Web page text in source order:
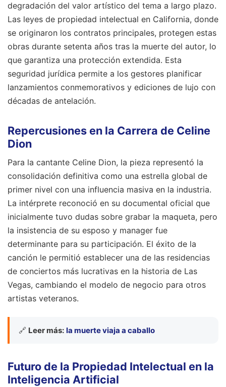
degradación del valor artístico del tema a largo plazo.
Las leyes de propiedad intelectual en California, donde
se originaron los contratos principales, protegen estas
obras durante setenta años tras la muerte del autor, lo
que garantiza una protección extendida. Esta
seguridad jurídica permite a los gestores planificar
lanzamientos conmemorativos y ediciones de lujo con
décadas de antelación.
Repercusiones en la Carrera de Celine
Dion
Para la cantante Celine Dion, la pieza representó la
consolidación definitiva como una estrella global de
primer nivel con una influencia masiva en la industria.
La intérprete reconoció en su documental oficial que
inicialmente tuvo dudas sobre grabar la maqueta, pero
la insistencia de su esposo y manager fue
determinante para su participación. El éxito de la
canción le permitió establecer una de las residencias
de conciertos más lucrativas en la historia de Las
Vegas, cambiando el modelo de negocio para otros
artistas veteranos.
🔗 Leer más: la muerte viaja a caballo
Futuro de la Propiedad Intelectual en la
Inteligencia Artificial